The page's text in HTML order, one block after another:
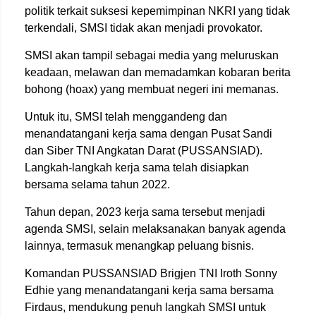
politik terkait suksesi kepemimpinan NKRI yang tidak
terkendali, SMSI tidak akan menjadi provokator.
SMSI akan tampil sebagai media yang meluruskan
keadaan, melawan dan memadamkan kobaran berita
bohong (hoax) yang membuat negeri ini memanas.
Untuk itu, SMSI telah menggandeng dan
menandatangani kerja sama dengan Pusat Sandi
dan Siber TNI Angkatan Darat (PUSSANSIAD).
Langkah-langkah kerja sama telah disiapkan
bersama selama tahun 2022.
Tahun depan, 2023 kerja sama tersebut menjadi
agenda SMSI, selain melaksanakan banyak agenda
lainnya, termasuk menangkap peluang bisnis.
Komandan PUSSANSIAD Brigjen TNI Iroth Sonny
Edhie yang menandatangani kerja sama bersama
Firdaus, mendukung penuh langkah SMSI untuk